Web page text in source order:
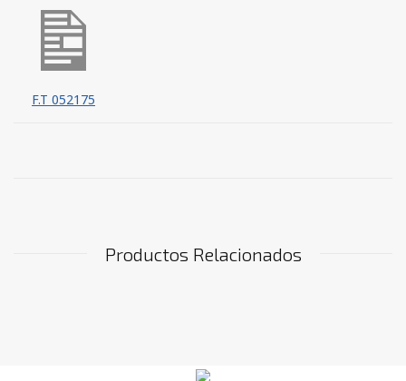
F.T 052175
Productos Relacionados